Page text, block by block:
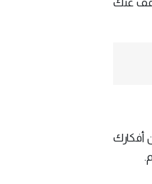
وتُخفّف عنك
أفكارك